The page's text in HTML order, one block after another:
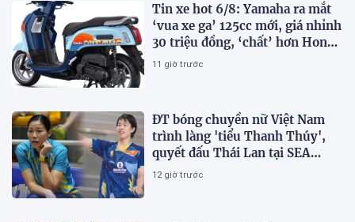
Tin xe hot 6/8: Yamaha ra mắt
‘vua xe ga’ 125cc mới, giá nhỉnh
30 triệu đồng, ‘chất’ hơn Honda
Vision và SH Mode
11 giờ trước
ĐT bóng chuyền nữ Việt Nam
trình làng 'tiểu Thanh Thúy',
quyết đấu Thái Lan tại SEA
V.Cup 2026
12 giờ trước